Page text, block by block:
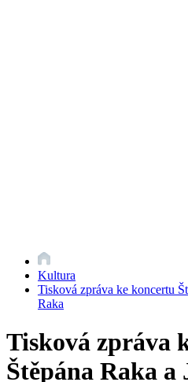
Kultura
Tisková zpráva ke koncertu
Raka
Tisková zpráva
Štěpána Raka a